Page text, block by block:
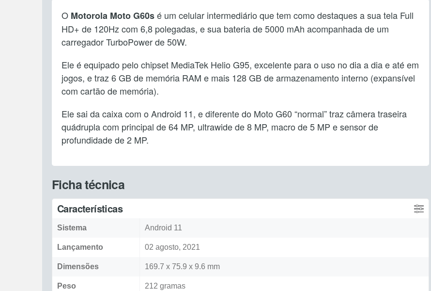
O Motorola Moto G60sé um celular intermediário que tem como destaques a sua tela Full
HD+ de 120Hz com 6,8 polegadas, e sua bateria de 5000 mAh acompanhada de um
carregador TurboPower de 50W.
Ele é equipado pelo chipset MediaTek Helio G95, excelente para o uso no dia a dia e até em
jogos, e traz 6 GB de memória RAM e mais 128 GB de armazenamento interno (expansível
com cartão de memória).
Ele sai da caixa com o Android 11, e diferente do Moto G60 “normal” traz câmera traseira
quádrupla com principal de 64 MP, ultrawide de 8 MP, macro de 5 MP e sensor de
profundidade de 2 MP.
Ficha técnica
Características
Sistema Android 11
Lançamento 02 agosto, 2021
Dimensões 169.7 x 75.9 x 9.6 mm
Peso 212 gramas